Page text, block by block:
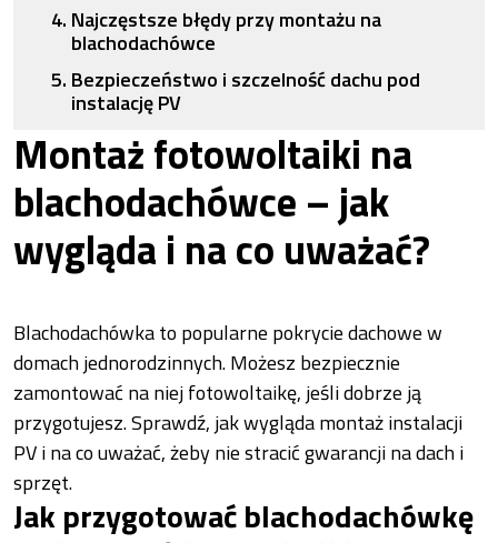
Najczęstsze błędy przy montażu na
blachodachówce
Bezpieczeństwo i szczelność dachu pod
instalację PV
Montaż fotowoltaiki na
blachodachówce – jak
wygląda i na co uważać?
Blachodachówka to popularne pokrycie dachowe w
domach jednorodzinnych. Możesz bezpiecznie
zamontować na niej fotowoltaikę, jeśli dobrze ją
przygotujesz. Sprawdź, jak wygląda montaż instalacji
PV i na co uważać, żeby nie stracić gwarancji na dach i
sprzęt.
Jak przygotować blachodachówkę